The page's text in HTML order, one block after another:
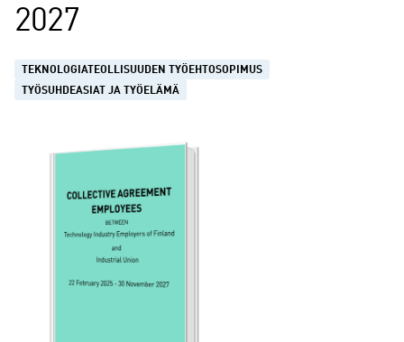
2027
TEKNOLOGIATEOLLISUUDEN TYÖEHTOSOPIMUS
TYÖSUHDEASIAT JA TYÖELÄMÄ